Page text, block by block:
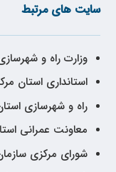
سایت های مرتبط
وزارت راه و
استانداری استان
راه و شهرسازی
معاونت عمرانی
شورای مرکزی